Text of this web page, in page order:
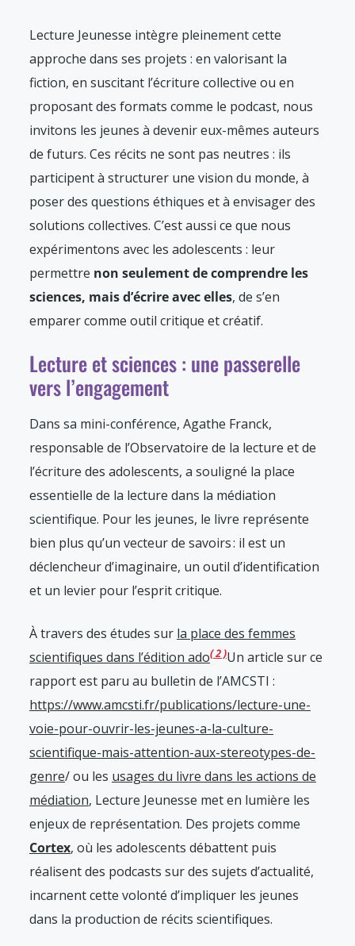
Lecture Jeunesse intègre pleinement cette
approche dans ses projets : en valorisant la
fiction, en suscitant l’écriture collective ou en
proposant des formats comme le podcast, nous
invitons les jeunes à devenir eux-mêmes auteurs
de futurs. Ces récits ne sont pas neutres : ils
participent à structurer une vision du monde, à
poser des questions éthiques et à envisager des
solutions collectives. C’est aussi ce que nous
expérimentons avec les adolescents : leur
permettre non seulement de comprendre les
sciences, mais d’écrire avec elles, de s’en
emparer comme outil critique et créatif.
Lecture et sciences : une passerelle
vers l’engagement
Dans sa mini-conférence, Agathe Franck,
responsable de l’Observatoire de la lecture et de
l’écriture des adolescents, a souligné la place
essentielle de la lecture dans la médiation
scientifique. Pour les jeunes, le livre représente
bien plus qu’un vecteur de savoirs : il est un
déclencheur d’imaginaire, un outil d’identification
et un levier pour l’esprit critique.
À travers des études sur la place des femmes
scientifiques dans l’édition ado 2 Un article sur ce
rapport est paru au bulletin de l’AMCSTI :
https://www.amcsti.fr/publications/lecture-une-
voie-pour-ouvrir-les-jeunes-a-la-culture-
scientifique-mais-attention-aux-stereotypes-de-
genre/ou les usages du livre dans les actions de
médiation, Lecture Jeunesse met en lumière les
enjeux de représentation. Des projets comme
Cortex, où les adolescents débattent puis
réalisent des podcasts sur des sujets d’actualité,
incarnent cette volonté d’impliquer les jeunes
dans la production de récits scientifiques.